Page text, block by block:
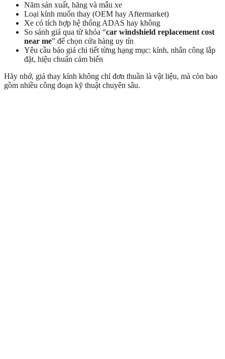
Năm sản xuất, hãng và mẫu xe
Loại kính muốn thay (OEM hay Aftermarket)
Xe có tích hợp hệ thống ADAS hay không
So sánh giá qua từ khóa “car windshield replacement cost
near me” để chọn cửa hàng uy tín
Yêu cầu báo giá chi tiết từng hạng mục: kính, nhân công lắp
đặt, hiệu chuẩn cảm biến
Hãy nhớ, giá thay kính không chỉ đơn thuần là vật liệu, mà còn bao
gồm nhiều công đoạn kỹ thuật chuyên sâu.